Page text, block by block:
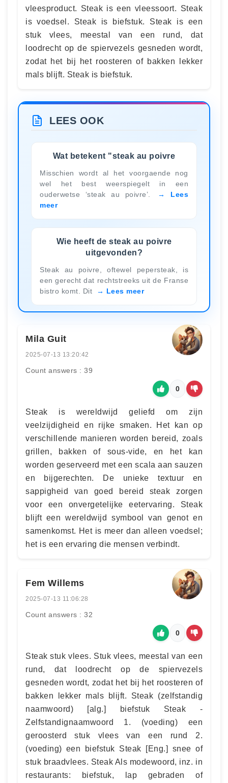
vleesproduct. Steak is een vleessoort. Steak
is voedsel. Steak is biefstuk. Steak is een
stuk vlees, meestal van een rund, dat
loodrecht op de spiervezels gesneden wordt,
zodat het bij het roosteren of bakken lekker
mals blijft. Steak is biefstuk.
LEES OOK
Wat betekent "steak au poivre
Misschien wordt al het voorgaende nog
wel het best weerspiegelt in een
ouderwetse ‘steak au poivre’.
Lees
meer
Wie heeft de steak au poivre
uitgevonden?
Steak au poivre, oftewel pepersteak, is
een gerecht dat rechtstreeks uit de Franse
bistro komt. Dit
Lees meer
Mila Guit
2025-07-13 13:20:42
Count answers : 39
0
Steak is wereldwijd geliefd om zijn
veelzijdigheid en rijke smaken. Het kan op
verschillende manieren worden bereid, zoals
grillen, bakken of sous-vide, en het kan
worden geserveerd met een scala aan sauzen
en bijgerechten. De unieke textuur en
sappigheid van goed bereid steak zorgen
voor een onvergetelijke eetervaring. Steak
blijft een wereldwijd symbool van genot en
samenkomst. Het is meer dan alleen voedsel;
het is een ervaring die mensen verbindt.
Fem Willems
2025-07-13 11:06:28
Count answers : 32
0
Steak stuk vlees. Stuk vlees, meestal van een
rund, dat loodrecht op de spiervezels
gesneden wordt, zodat het bij het roosteren of
bakken lekker mals blijft. Steak (zelfstandig
naamwoord) [alg.] biefstuk Steak -
Zelfstandignaamwoord 1. (voeding) een
geroosterd stuk vlees van een rund 2.
(voeding) een biefstuk Steak [Eng.] snee of
stuk braadvlees. Steak Als modewoord, inz. in
restaurants: biefstuk, lap gebraden of